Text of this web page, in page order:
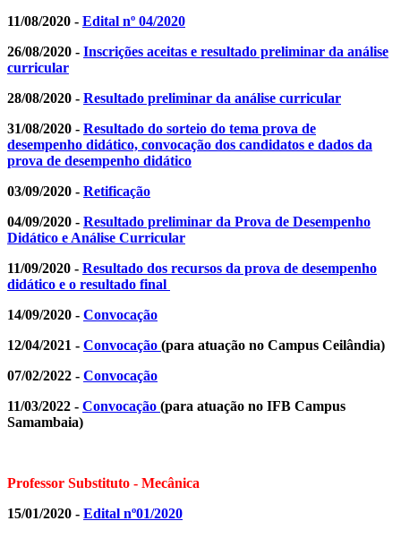
11/08/2020 - Edital nº 04/2020
26/08/2020 - Inscrições aceitas e resultado preliminar da análise
curricular
28/08/2020 - Resultado preliminar da análise curricular
31/08/2020 - Resultado do sorteio do tema prova de
desempenho didático, convocação dos candidatos e dados da
prova de desempenho didático
03/09/2020 - Retificação
04/09/2020 - Resultado preliminar da Prova de Desempenho
Didático e Análise Curricular
11/09/2020 - Resultado dos recursos da prova de desempenho
didático e o resultado final
14/09/2020 - Convocação
12/04/2021 - Convocação (para atuação no Campus Ceilândia)
07/02/2022 - Convocação
11/03/2022 - Convocação (para atuação no IFB Campus
Samambaia)
Professor Substituto - Mecânica
15/01/2020 - Edital nº01/2020